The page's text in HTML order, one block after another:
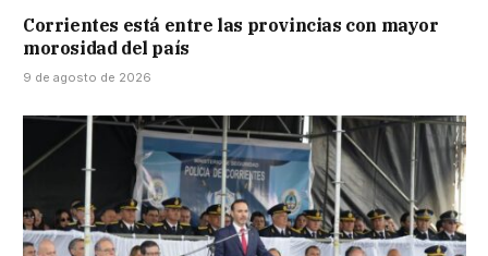
Corrientes está entre las provincias con mayor
morosidad del país
9 de agosto de 2026